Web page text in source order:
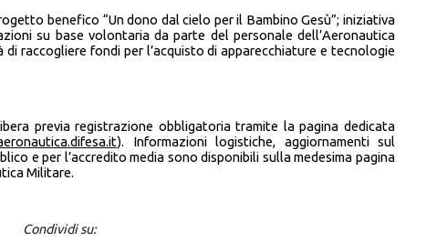
benefico “Un dono dal cielo per il Bambino Gesù”; iniziativa
su base volontaria da parte del personale dell’Aeronautica
raccogliere fondi per l’acquisto di apparecchiature e tecnologie
previa registrazione obbligatoria tramite la pagina dedicata
). Informazioni logistiche, aggiornamenti sul
e per l’accredito media sono disponibili sulla medesima pagina
Militare.
Condividi su: